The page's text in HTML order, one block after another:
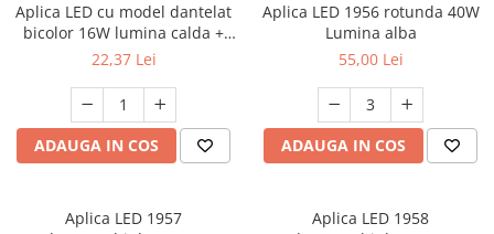
Aplica LED cu model dantelat
bicolor 16W lumina calda +
rece
22,37 Lei
ADAUGA IN COS
Aplica LED 1956 rotunda 40W
Lumina alba
55,00 Lei
ADAUGA IN COS
Aplica LED 1957
Aplica LED 1958